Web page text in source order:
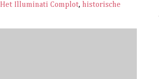
Het Illuminati Complot, historische